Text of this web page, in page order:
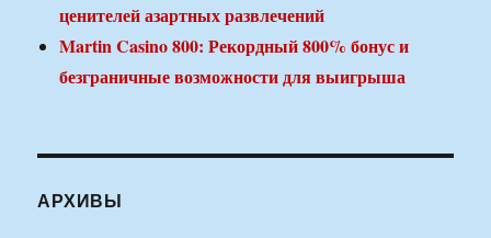
ценителей азартных развлечений
Martin Casino 800: Рекордный 800% бонус и
безграничные возможности для выигрыша
АРХИВЫ